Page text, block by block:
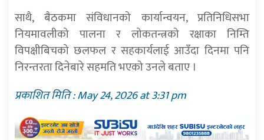
साथै, बैठकमा संविधानको कार्यान्वयन, प्रतिनिधिसभा
नियमावलीको पालना र लोकतन्त्रको रक्षाका निम्ति
विपक्षीबिचको छलफल र सहकार्यलाई आउँदा दिनमा पनि
निरन्तरता दिनेबारे सहमति भएको उनले बताए ।
प्रकाशित मिति : May 24, 2026 at 3:31 pm